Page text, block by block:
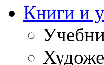
Книги и